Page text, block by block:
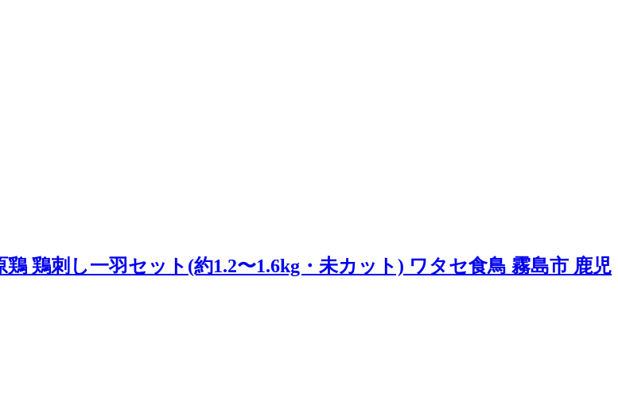
鶏刺し一羽セット(約1.2〜1.6kg・未カット) ワタセ食鳥 霧島市 鹿児